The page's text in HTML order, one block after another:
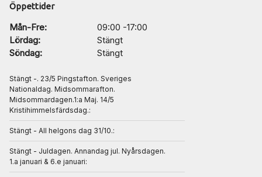
Öppettider
Mån-Fre:
09:00 -17:00
Lördag:
Stängt
Söndag:
Stängt
Stängt -. 23/5 Pingstafton. Sveriges
Nationaldag. Midsommarafton.
Midsommardagen.1:a Maj. 14/5
Kristihimmelsfärdsdag.:
Stängt - All helgons dag 31/10.:
Stängt - Juldagen. Annandag jul. Nyårsdagen.
1.a januari & 6.e januari: